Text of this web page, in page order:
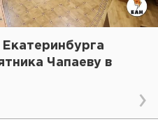
Чапаеву в